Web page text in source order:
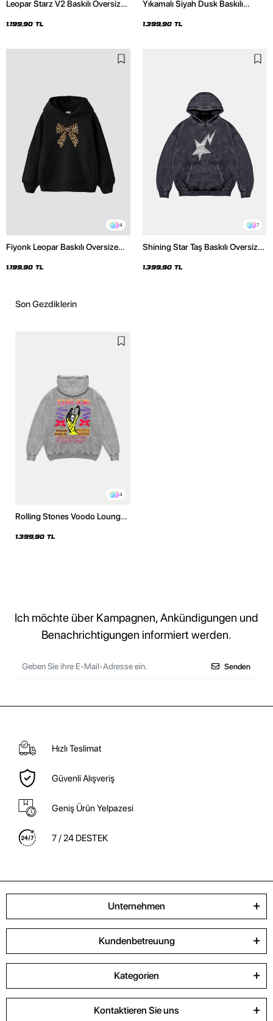
Leopar Starz V2 Baskılı Oversize
1.199,90 TL
Yıkamalı Siyah Dusk Baskılı
1.399,90 TL
4
Fiyonk Leopar Baskılı Oversize
1.199,90 TL
7
Shining Star Taş Baskılı Oversize
Hoodie
1.399,90 TL
Son Gezdiklerin
4
Rolling Stones Voodo Lounge
Yıkamalı Beyaz Hoodie
1.399,90 TL
Ich möchte über Kampagnen, Ankündigungen und
Benachrichtigungen informiert werden.
Senden
Hızlı Teslimat
Güvenli Alışveriş
Geniş Ürün Yelpazesi
7 / 24 DESTEK
Unternehmen
Kundenbetreuung
Kategorien
Kontaktieren Sie uns